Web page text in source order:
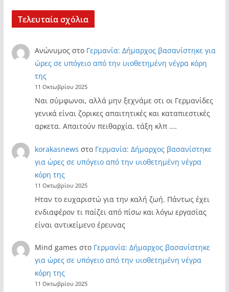
Τελευταία σχόλια
Ανώνυμος στο Γερμανία: Δήμαρχος βασανίστηκε για
ώρες σε υπόγειο από την υιοθετημένη νέγρα κόρη
της
11 Οκτωβρίου 2025
Ναι σύμφωνοι, αλλά μην ξεχνάμε οτι οι Γερμανίδες
γενικά είναι ζορικες απαιτητικές και καταπιεστικές
αρκετα. Απαιτούν πειθαρχία, τάξη κλπ .…
korakasnews στο Γερμανία: Δήμαρχος βασανίστηκε
για ώρες σε υπόγειο από την υιοθετημένη νέγρα
κόρη της
11 Οκτωβρίου 2025
Ηταν το ευχαριστώ για την καλή ζωή. Πάντως έχει
ενδιαφέρον τι παίζει από πίσω και λόγω εργασίας
είναι αντικείμενο έρευνας
Mind games στο Γερμανία: Δήμαρχος βασανίστηκε
για ώρες σε υπόγειο από την υιοθετημένη νέγρα
κόρη της
11 Οκτωβρίου 2025